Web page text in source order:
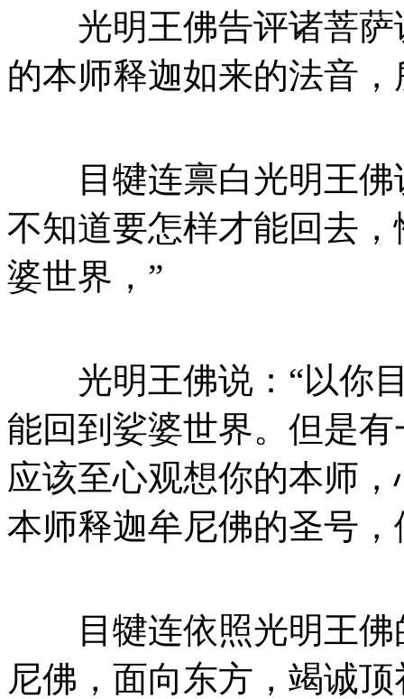
光明王佛告评诸菩萨
的本师释迦如来的法音
目犍连禀白光明王佛
不知道要怎样才能回去
婆世界，”
光明王佛说：“以你目
能回到娑婆世界。但是
应该至心观想你的本师
本师释迦牟尼佛的圣号，
目犍连依照光明王佛
尼佛，面向东方，竭诚